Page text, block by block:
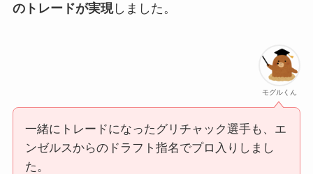
のトレードが実現しました。
モグルくん
一緒にトレードになったグリチャック選手も、エ
ンゼルスからのドラフト指名でプロ入りしまし
た。